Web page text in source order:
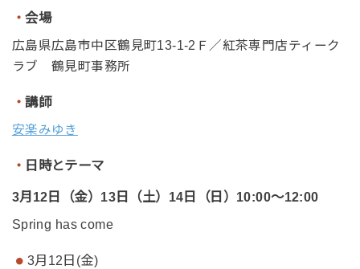
・会場
広島県広島市中区鶴見町13-1-2Ｆ／紅茶専門店ティーク
ラブ 鶴見町事務所
・講師
安楽みゆき
・ 日時とテーマ
3月12日（金）13日（土）14日（日）10:00～12:00
Spring has come
3月12日(金)